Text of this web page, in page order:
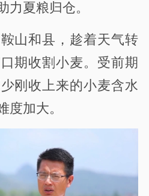
力夏粮归仓。
山和县，趁着天气转
期收割小麦。受前期
刚收上来的小麦含水
度加大。